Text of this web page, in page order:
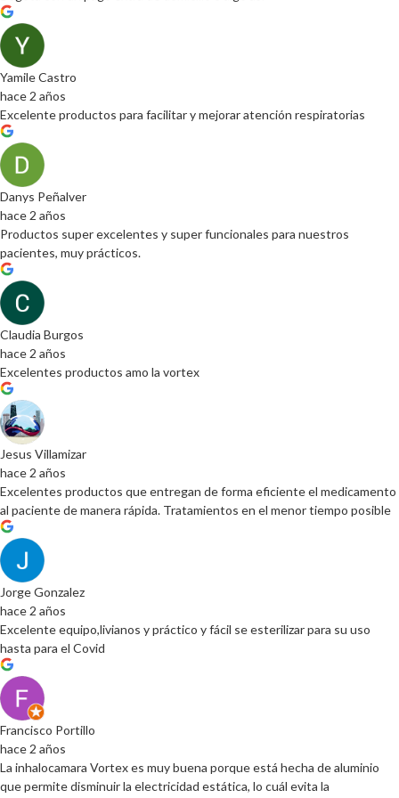
Yamile Castro
hace 2 años
Excelente productos para facilitar y mejorar atención respiratorias
Danys Peñalver
hace 2 años
Productos super excelentes y super funcionales para nuestros
pacientes, muy prácticos.
Claudia Burgos
hace 2 años
Excelentes productos amo la vortex
Jesus Villamizar
hace 2 años
Excelentes productos que entregan de forma eficiente el medicamento
al paciente de manera rápida. Tratamientos en el menor tiempo posible
Jorge Gonzalez
hace 2 años
Excelente equipo,livianos y práctico y fácil se esterilizar para su uso
hasta para el Covid
Francisco Portillo
hace 2 años
La inhalocamara Vortex es muy buena porque está hecha de aluminio
que permite disminuir la electricidad estática, lo cuál evita la